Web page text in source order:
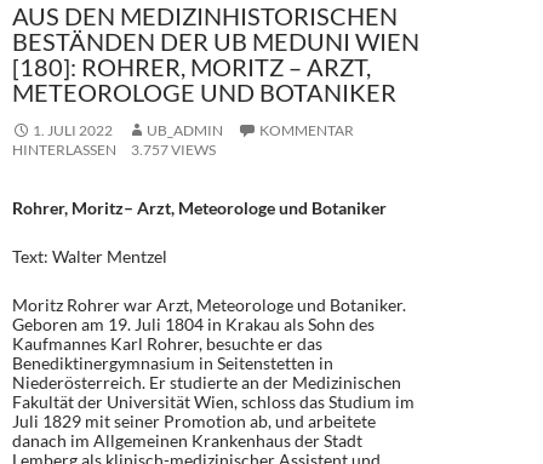
AUS DEN MEDIZINHISTORISCHEN
BESTÄNDEN DER UB MEDUNI WIEN
[180]: ROHRER, MORITZ – ARZT,
METEOROLOGE UND BOTANIKER
1. JULI 2022 UB_ADMIN
KOMMENTAR
HINTERLASSEN
3.757 VIEWS
Rohrer, Moritz– Arzt, Meteorologe und Botaniker
Text: Walter Mentzel
Moritz Rohrer war Arzt, Meteorologe und Botaniker.
Geboren am 19. Juli 1804 in Krakau als Sohn des
Kaufmannes Karl Rohrer, besuchte er das
Benediktinergymnasium in Seitenstetten in
Niederösterreich. Er studierte an der Medizinischen
Fakultät der Universität Wien, schloss das Studium im
Juli 1829 mit seiner Promotion ab, und arbeitete
danach im Allgemeinen Krankenhaus der Stadt